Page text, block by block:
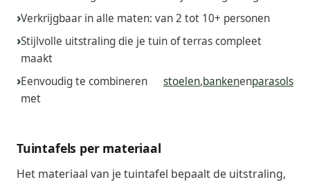
Verkrijgbaar in alle maten: van 2 tot 10+ personen
Stijlvolle uitstraling die je tuin of terras compleet
maakt
Eenvoudig te combineren
met
stoelen,bankenenparasols
Tuintafels per materiaal
Het materiaal van je tuintafel bepaalt de uitstraling,